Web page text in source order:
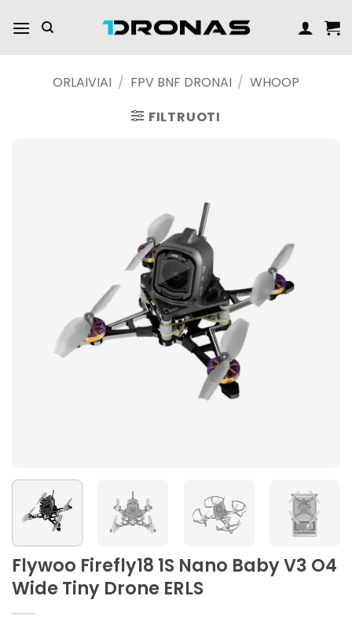
turinį
ORLAIVIAI / FPV BNF DRONAI / WHOOP
FILTRUOTI
Flywoo Firefly18 1S Nano Baby V3 O4
Wide Tiny Drone ERLS